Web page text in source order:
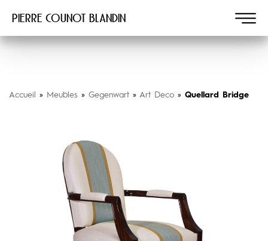
Pierre COUNOT BLANDIN
Accueil » Meubles » Gegenwart » Art Deco » Quellard Bridge